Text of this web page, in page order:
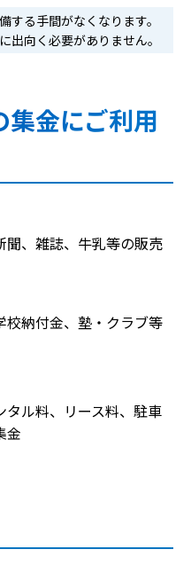
する手間がなくなります。
出向く必要がありません。
集金にご利用
聞、雑誌、牛乳等の販売
納付金、塾・クラブ等
ル料、リース料、駐車
金